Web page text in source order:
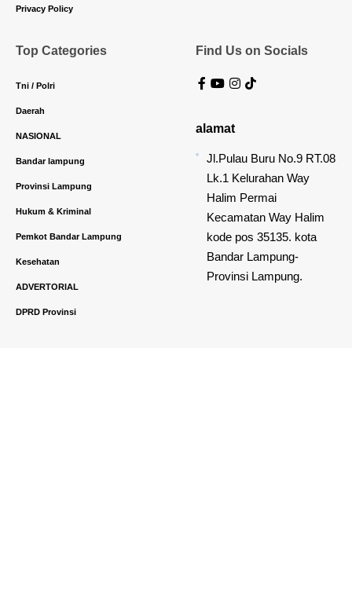
Privacy Policy
Top Categories
Tni / Polri
Daerah
NASIONAL
Bandar lampung
Provinsi Lampung
Hukum & Kriminal
Pemkot Bandar Lampung
Kesehatan
ADVERTORIAL
DPRD Provinsi
Find Us on Socials
alamat
Jl.Pulau Buru No.9 RT.08
Lk.1 Kelurahan Way
Halim Permai
Kecamatan Way Halim
kode pos 35135. kota
Bandar Lampung-
Provinsi Lampung.